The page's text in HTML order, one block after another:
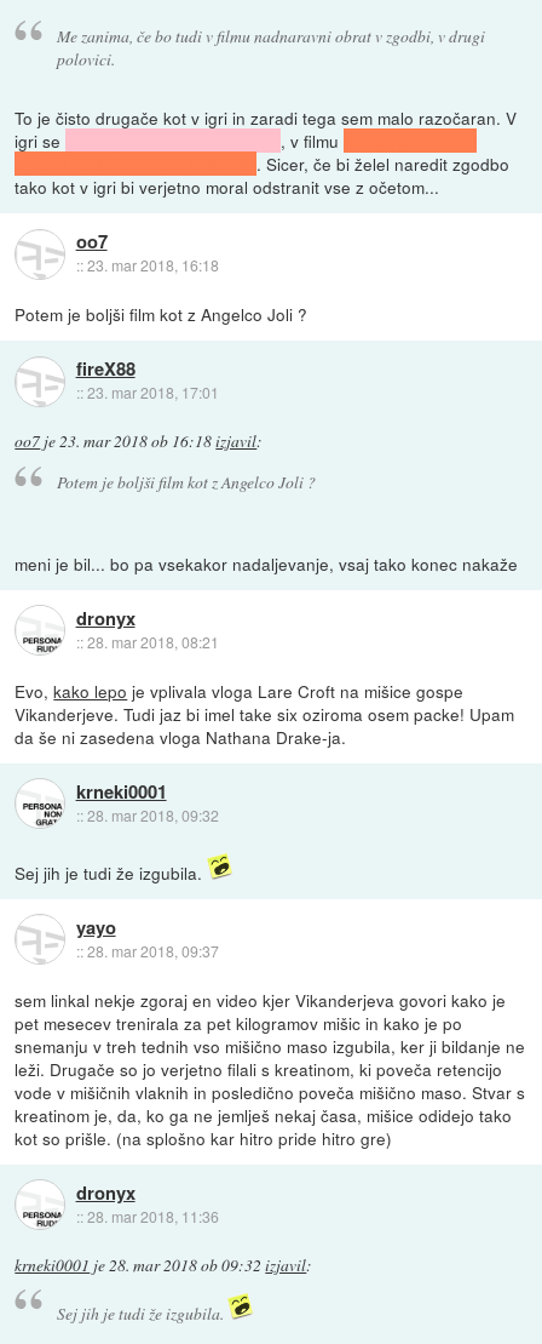
Me zanima, če bo tudi v filmu nadnaravni obrat v zgodbi, v drugi
polovici.
To je čisto drugače kot v igri in zaradi tega sem malo razočaran. V
igri se
, v filmu
. Sicer, če bi želel naredit zgodbo
tako kot v igri bi verjetno moral odstranit vse z očetom...
oo7
::23. mar 2018, 16:18
Potem je boljši film kot z Angelco Joli ?
fireX88
::23. mar 2018, 17:01
oo7 je23. mar 2018 ob 16:18izjavil:
Potem je boljši film kot z Angelco Joli ?
meni je bil... bo pa vsekakor nadaljevanje, vsaj tako konec nakaže
dronyx
::28. mar 2018, 08:21
Evo,kako lepo je vplivala vloga Lare Croft na mišice gospe
Vikanderjeve. Tudi jaz bi imel take six oziroma osem packe! Upam
da še ni zasedena vloga Nathana Drake-ja.
krneki0001
::28. mar 2018, 09:32
Sej jih je tudi že izgubila.
yayo
::28. mar 2018, 09:37
sem linkal nekje zgoraj en video kjer Vikanderjeva govori kako je
pet mesecev trenirala za pet kilogramov mišic in kako je po
snemanju v treh tednih vso mišično maso izgubila, ker ji bildanje ne
leži. Drugače so jo verjetno filali s kreatinom, ki poveča retencijo
vode v mišičnih vlaknih in posledično poveča mišično maso. Stvar s
kreatinom je, da, ko ga ne jemlješ nekaj časa, mišice odidejo tako
kot so prišle. (na splošno kar hitro pride hitro gre)
dronyx
::28. mar 2018, 11:36
krneki0001 je28. mar 2018 ob 09:32 izjavil:
Sej jih je tudi že izgubila.